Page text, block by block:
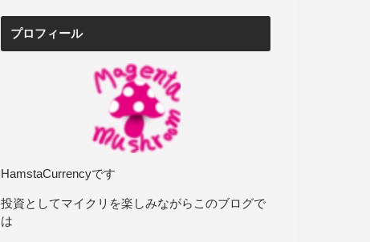
プロフィール
HamstaCurrencyです
投資としてマイクリを楽しみながらこのブログで
は